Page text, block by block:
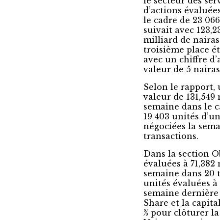
d’actions
le cadre de 23
suivait avec
milliard de nairas
troisième place
avec un chiffre
valeur de 5
Selon le rapport,
valeur de
semaine dans le
19 403 unités
négociées la
transactions.
Dans la section
évaluées à
semaine dans 20
unités évaluées à
semaine
Share et la
% pour clôturer la